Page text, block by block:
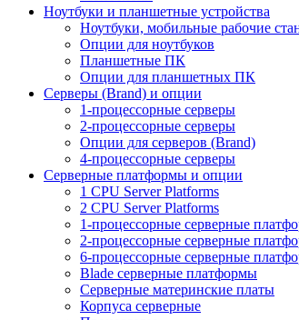
Ноутбуки и планшетные устройства
Ноутбуки, мобильные рабочие
Опции для ноутбуков
Планшетные ПК
Опции для планшетных ПК
Серверы (Brand) и опции
1-процессорные серверы
2-процессорные серверы
Опции для серверов (Brand)
4-процессорные серверы
Серверные платформы и опции
1 CPU Server Platforms
2 CPU Server Platforms
1-процессорные серверные
2-процессорные серверные
6-процессорные серверные
Blade серверные платформы
Серверные материнские платы
Корпуса серверные